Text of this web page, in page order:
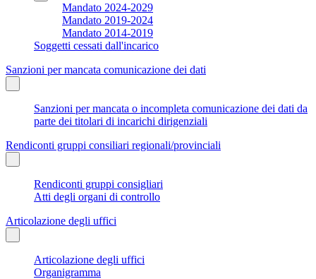
Mandato 2024-2029
Mandato 2019-2024
Mandato 2014-2019
Soggetti cessati dall'incarico
Sanzioni per mancata comunicazione dei dati
Sanzioni per mancata o incompleta comunicazione dei dati da
parte dei titolari di incarichi dirigenziali
Rendiconti gruppi consiliari regionali/provinciali
Rendiconti gruppi consigliari
Atti degli organi di controllo
Articolazione degli uffici
Articolazione degli uffici
Organigramma